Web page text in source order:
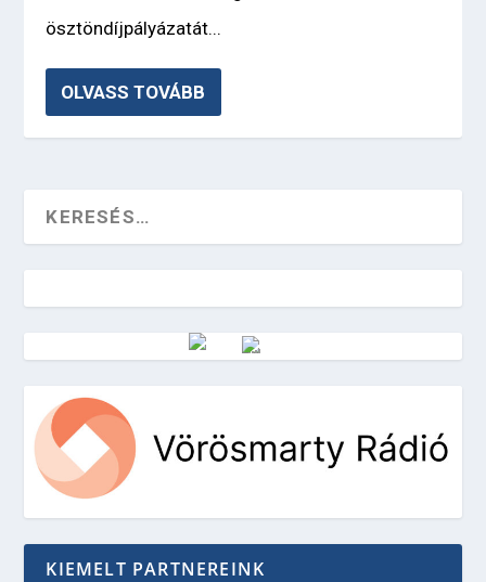
ösztöndíjpályázatát...
OLVASS TOVÁBB
Vörösmarty Rádió
KIEMELT PARTNEREINK